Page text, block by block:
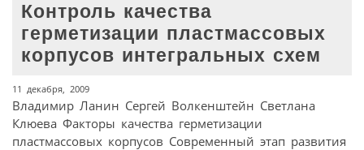
Контроль качества
герметизации пластмассовых
корпусов интегральных схем
11 декабря, 2009
Владимир Ланин Сергей Волкенштейн Светлана
Клюева Факторы качества герметизации
пластмассовых корпусов Современный этап развития